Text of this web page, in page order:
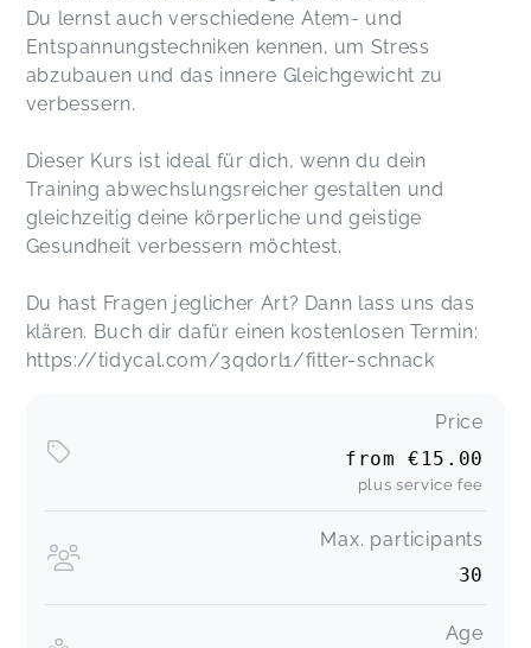
Du lernst auch verschiedene Atem- und
Entspannungstechniken kennen, um Stress
abzubauen und das innere Gleichgewicht zu
verbessern.
Dieser Kurs ist ideal für dich, wenn du dein
Training abwechslungsreicher gestalten und
gleichzeitig deine körperliche und geistige
Gesundheit verbessern möchtest.
Du hast Fragen jeglicher Art? Dann lass uns das
klären. Buch dir dafür einen kostenlosen Termin:
https://tidycal.com/3qdorl1/fitter-schnack
Price
from€15.00
plus service fee
Max. participants
30
Age